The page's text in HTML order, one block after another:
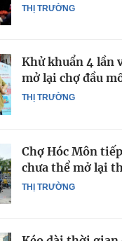
THỊ TRƯỜNG
THỊ TRƯỜNG
Khử khuẩn 4 lần
mở lại chợ đầu
THỊ TRƯỜNG
Chợ Hóc Môn
chưa thể mở lại